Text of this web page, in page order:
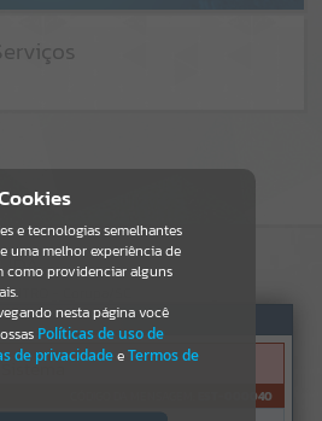
favor, aguarde...
- Corupá/SC
e tecnologias semelhantes
uma melhor experiência de
como providenciar alguns
nesta página você
Políticas de uso de
de privacidadeeTermos de
EST-000040